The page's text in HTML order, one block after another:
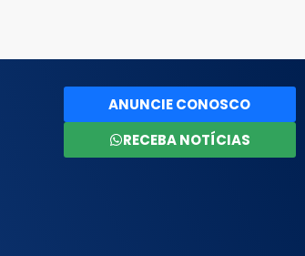
ANUNCIE CONOSCO
RECEBA NOTÍCIAS